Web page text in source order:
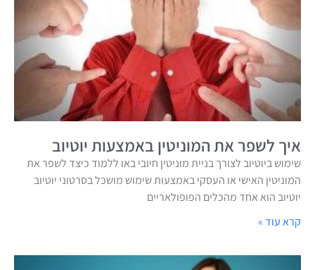
איך לשפר את המוניטין באמצעות יוטיוב
שימוש ביוטיוב לצורך בניית מוניטין חיובי באו ללמוד כיצד לשפר את
המוניטין האישי או העסקי באמצעות שימוש מושכל בסרטוני יוטיוב
יוטיוב הוא אחד מהכלים הפופולאריים
קרא עוד »